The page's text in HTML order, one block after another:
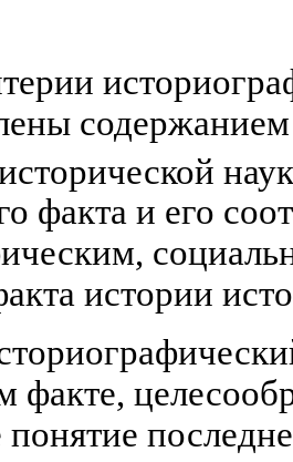
факта и его
истории
факте,